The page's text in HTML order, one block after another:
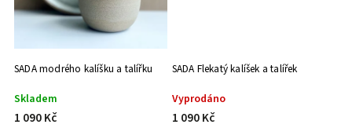
SADA modrého kalíšku a talířku
Skladem
1 090 Kč
SADA Flekatý kalíšek a talířek
Vyprodáno
1 090 Kč